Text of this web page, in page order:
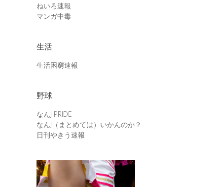
ねいろ速報
マンガ中毒
生活
生活困窮速報
野球
なんJ PRIDE
なんJ（まとめては）いかんのか？
日刊やきう速報